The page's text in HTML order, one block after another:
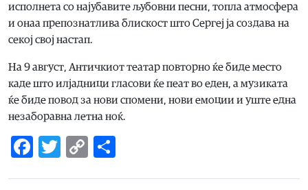
исполнета со најубавите љубовни песни, топла атмосфера
и онаа препознатлива блискост што Сергеј ја создава на
секој свој настап.
На 9 август, Античкиот театар повторно ќе биде место
каде што илјадници гласови ќе пеат во еден, а музиката
ќе биде повод за нови спомени, нови емоции и уште една
незаборавна летна ноќ.
Facebook
Twitter
Copy